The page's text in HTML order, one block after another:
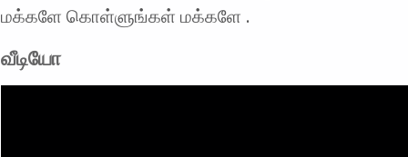
மக்களே கொள்ளுங்கள் மக்களே .
வீடியோ